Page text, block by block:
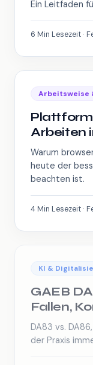
Ein Leitfaden
6 Min Lesezeit ·
Arbeitsweise
Arbeiten
Warum
heute der
beachten ist.
4 Min Lesezeit ·
KI &
GAEB
Fallen,
DA83 vs.
der Praxis